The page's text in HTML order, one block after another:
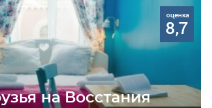
оценка
8,7
на Восстания